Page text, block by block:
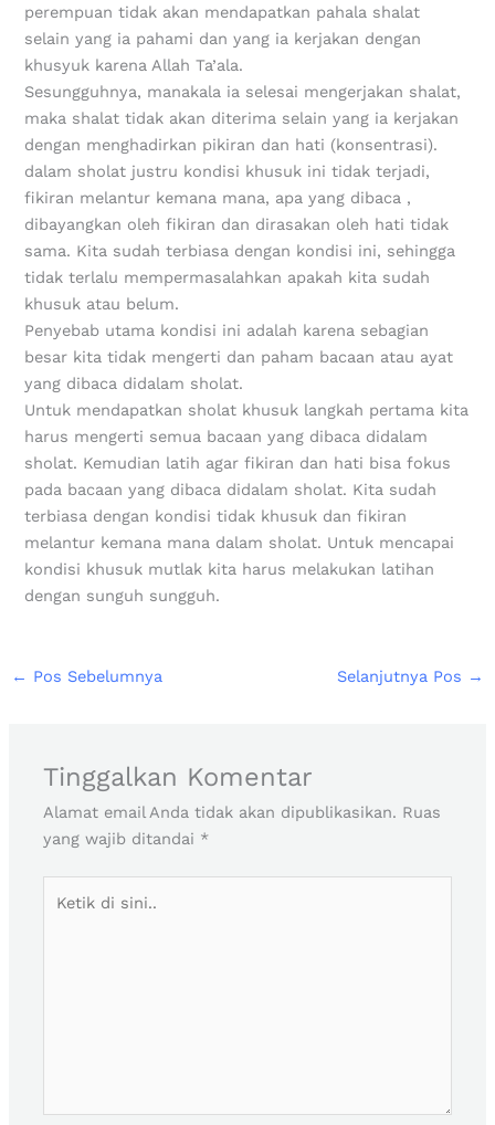
perempuan tidak akan mendapatkan pahala shalat
selain yang ia pahami dan yang ia kerjakan dengan
khusyuk karena Allah Ta’ala.
Sesungguhnya, manakala ia selesai mengerjakan shalat,
maka shalat tidak akan diterima selain yang ia kerjakan
dengan menghadirkan pikiran dan hati (konsentrasi).
dalam sholat justru kondisi khusuk ini tidak terjadi,
fikiran melantur kemana mana, apa yang dibaca ,
dibayangkan oleh fikiran dan dirasakan oleh hati tidak
sama. Kita sudah terbiasa dengan kondisi ini, sehingga
tidak terlalu mempermasalahkan apakah kita sudah
khusuk atau belum.
Penyebab utama kondisi ini adalah karena sebagian
besar kita tidak mengerti dan paham bacaan atau ayat
yang dibaca didalam sholat.
Untuk mendapatkan sholat khusuk langkah pertama kita
harus mengerti semua bacaan yang dibaca didalam
sholat. Kemudian latih agar fikiran dan hati bisa fokus
pada bacaan yang dibaca didalam sholat. Kita sudah
terbiasa dengan kondisi tidak khusuk dan fikiran
melantur kemana mana dalam sholat. Untuk mencapai
kondisi khusuk mutlak kita harus melakukan latihan
dengan sunguh sungguh.
← Pos Sebelumnya Selanjutnya Pos →
Tinggalkan Komentar
Alamat email Anda tidak akan dipublikasikan. Ruas
yang wajib ditandai *